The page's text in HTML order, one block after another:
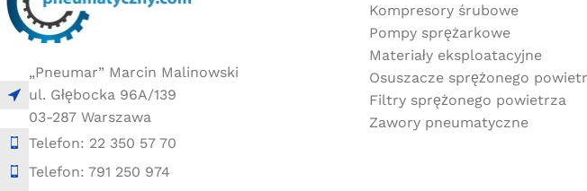
„Pneumar” Marcin Malinowski
ul. Głębocka 96A/139
03-287 Warszawa
Telefon: 22 350 57 70
Telefon: 791 250 974
Kompresory śrubowe
Pompy sprężarkowe
Materiały eksploatacyjne
Osuszacze sprężonego
Filtry sprężonego powietrza
Zawory pneumatyczne